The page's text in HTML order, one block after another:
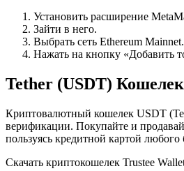
Установить расширение
Зайти в него.
Выбрать сеть Ethereum Mainnet.
Нажать на кнопку «Добавить
Tether (USDT) Кошелек
Криптовалютный кошелек USDT
верификации. Покупайте и
пользуясь кредитной картой любого
Скачать криптокошелек Trustee